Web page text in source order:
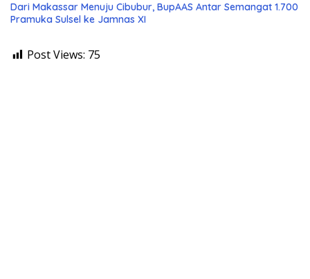
Dari Makassar Menuju Cibubur, BupAAS Antar Semangat 1.700
Pramuka Sulsel ke Jamnas XI
Post Views: 75